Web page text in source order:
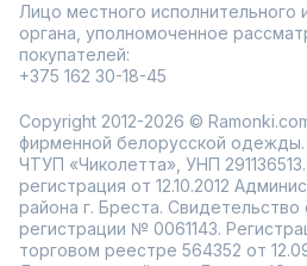
Лицо местного исполнительного
органа, уполномоченное
покупателей:
+375 162 30-18-45
Copyright 2012-2026 ©
фирменной белорусской
ЧТУП «Чиколетта», УНП
регистрация от 12.10.2012
района г. Бреста. Свидетельство
регистрации № 0061143.
торговом реестре 564352 от